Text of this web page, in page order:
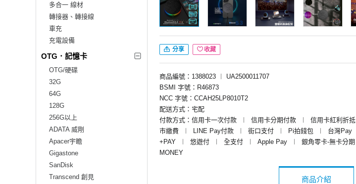
多合一 線材
轉接器、轉接線
車充
充電設備
OTG．記憶卡
OTG/硬碟
32G
64G
128G
256G以上
ADATA 威剛
Apacer宇瞻
Gigastone
SanDisk
Transcend 創見
分享 收藏
商品編號：1388023 ︱
UA2500011707
BSMI 字號：R46873
NCC 字號：CCAH25LP8010T2
配送方式：宅配
付款方式：信用卡一次付款
︱ 信用卡分期付款 ︱ 信用卡紅利折抵
市繳費
︱ LINE Pay付款 ︱ 街口支付 ︱ Pi拍錢包 ︱ 台灣Pay
+PAY
︱ 悠遊付 ︱ 全支付 ︱ Apple Pay ︱ 銀角零卡-無卡分期
MONEY
商品介紹